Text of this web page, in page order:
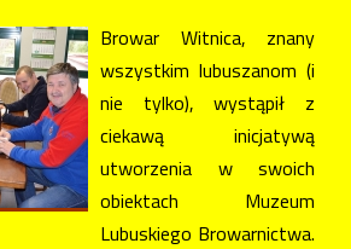
Browar Witnica, znany
wszystkim lubuszanom (i
nie tylko), wystąpił z
ciekawą inicjatywą
utworzenia w swoich
obiektach Muzeum
Lubuskiego Browarnictwa.